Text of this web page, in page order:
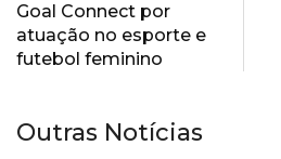
Goal Connect por
atuação no esporte e
futebol feminino
Outras Notícias